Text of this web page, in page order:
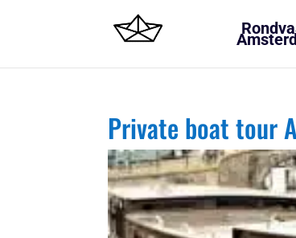
Private boat tour